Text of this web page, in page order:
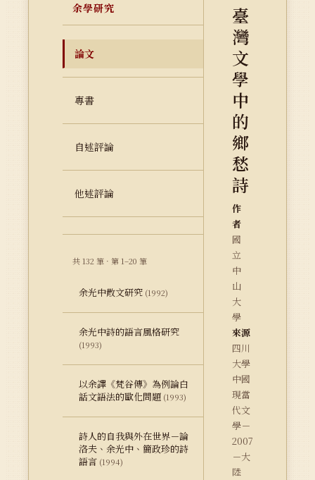
余學研究
論文
專書
自述評論
他述評論
共 132 筆 · 第 1–20 筆
余光中散文研究 (1992)
余光中詩的語言風格研究
(1993)
以余譯《梵谷傳》為例論白
話文語法的歐化問題 (1993)
詩人的自我與外在世界－論
洛夫、余光中、簡政珍的詩
語言 (1994)
臺
灣
文
學
中
的
鄉
愁
詩
作
者
國
立
中
山
大
學
來源
四川
大學
中國
現當
代文
學－
2007
－大
陸